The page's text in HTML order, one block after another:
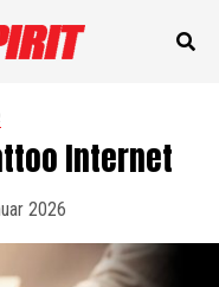
Internet
2026